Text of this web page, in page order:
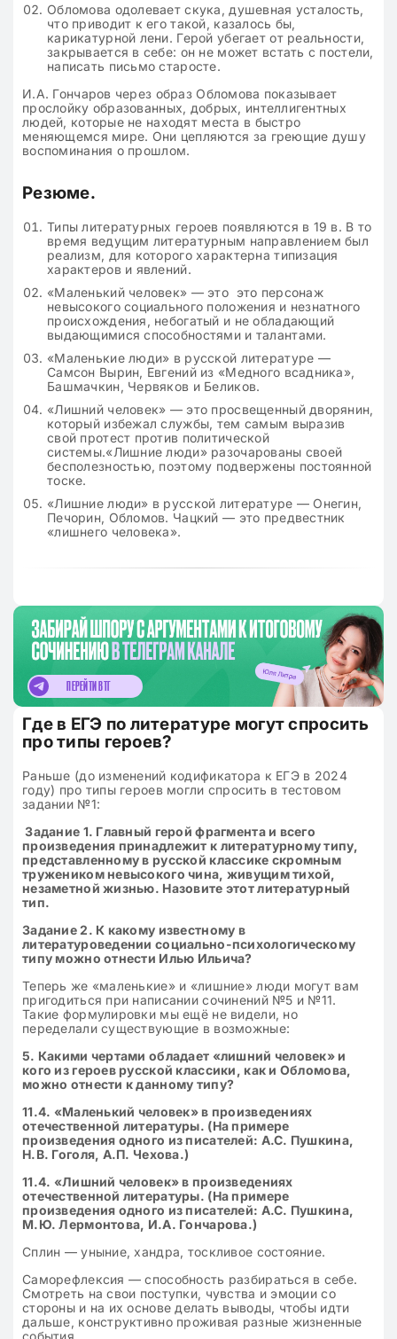
Обломова одолевает скука, душевная усталость,
что приводит к его такой, казалось бы,
карикатурной лени. Герой убегает от реальности,
закрывается в себе: он не может встать с постели,
написать письмо старосте.
И.А. Гончаров через образ Обломова показывает
прослойку образованных, добрых, интеллигентных
людей, которые не находят места в быстро
меняющемся мире. Они цепляются за греющие душу
воспоминания о прошлом.
Резюме.
Типы литературных героев появляются в 19 в. В то
время ведущим литературным направлением был
реализм, для которого характерна типизация
характеров и явлений.
«Маленький человек» — это это персонаж
невысокого социального положения и незнатного
происхождения, небогатый и не обладающий
выдающимися способностями и талантами.
«Маленькие люди» в русской литературе —
Самсон Вырин, Евгений из «Медного всадника»,
Башмачкин, Червяков и Беликов.
«Лишний человек» — это просвещенный дворянин,
который избежал службы, тем самым выразив
свой протест против политической
системы.«Лишние люди» разочарованы своей
бесполезностью, поэтому подвержены постоянной
тоске.
«Лишние люди» в русской литературе — Онегин,
Печорин, Обломов. Чацкий — это предвестник
«лишнего человека».
ПЕРЕЙТИ В ТГ
Где в ЕГЭ по литературе могут спросить
про типы героев?
Раньше (до изменений кодификатора к ЕГЭ в 2024
году) про типы героев могли спросить в тестовом
задании №1:
Задание 1. Главный герой фрагмента и всего
произведения принадлежит к литературному типу,
представленному в русской классике скромным
тружеником невысокого чина, живущим тихой,
незаметной жизнью. Назовите этот литературный
тип.
Задание 2. К какому известному в
литературоведении социально-психологическому
типу можно отнести Илью Ильича?
Теперь же «маленькие» и «лишние» люди могут вам
пригодиться при написании сочинений №5 и №11.
Такие формулировки мы ещё не видели, но
переделали существующие в возможные:
5. Какими чертами обладает «лишний человек» и
кого из героев русской классики, как и Обломова,
можно отнести к данному типу?
11.4. «Маленький человек» в произведениях
отечественной литературы. (На примере
произведения одного из писателей: А.С. Пушкина,
Н.В. Гоголя, А.П. Чехова.)
11.4. «Лишний человек» в произведениях
отечественной литературы. (На примере
произведения одного из писателей: А.С. Пушкина,
М.Ю. Лермонтова, И.А. Гончарова.)
Сплин — уныние, хандра, тоскливое состояние.
Саморефлексия — способность разбираться в себе.
Смотреть на свои поступки, чувства и эмоции со
стороны и на их основе делать выводы, чтобы идти
дальше, конструктивно проживая разные жизненные
события.